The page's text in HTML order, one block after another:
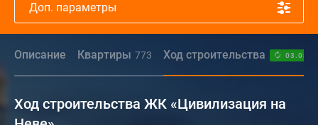
Доп. параметры
Описание Квартиры 773 Ход строительства
Ход строительства ЖК «Цивилизация на